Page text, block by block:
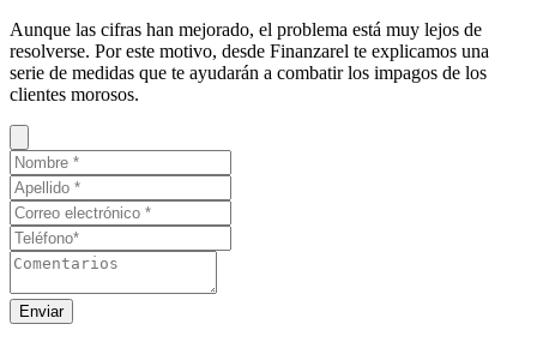
Aunque las cifras han mejorado, el problema está muy lejos de
resolverse. Por este motivo, desde Finanzarel te explicamos una
serie de medidas que te ayudarán a combatir los impagos de los
clientes morosos.
Enviar